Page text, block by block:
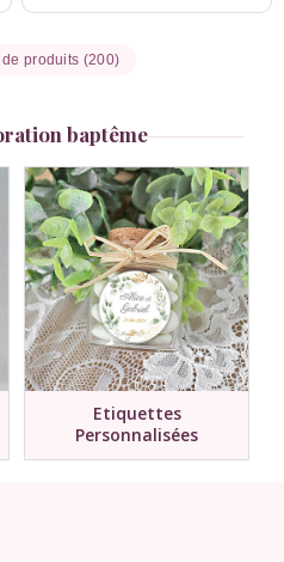
produits (200)
baptême
Etiquettes
Personnalisées